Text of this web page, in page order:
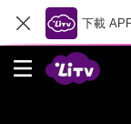
下載